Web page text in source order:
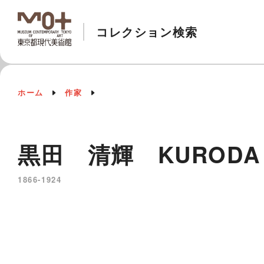
コレクション検索
ホーム 作家
黒田 清輝
1866-1924